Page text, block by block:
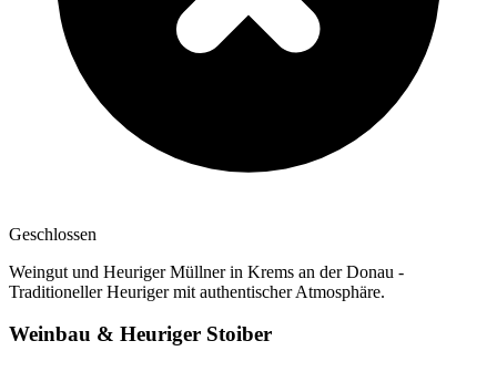
Geschlossen
Weingut und Heuriger Müllner in Krems an der Donau -
Traditioneller Heuriger mit authentischer Atmosphäre.
Weinbau & Heuriger Stoiber